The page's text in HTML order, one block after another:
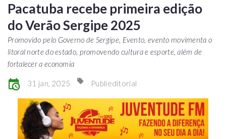
Pacatuba recebe primeira edição
do Verão Sergipe 2025
Promovido pelo Governo de Sergipe, Evento, evento movimenta o
litoral norte do estado, promovendo cultura e esporte, além de
fortalecer a economia
31 jan, 2025 Publieditorial